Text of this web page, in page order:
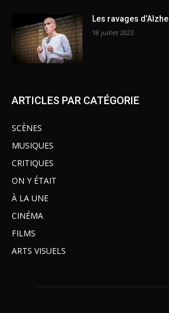
Les ravages
18 juillet 2023
ARTICLES PAR CATÉGORIE
SCÈNES
MUSIQUES
CRITIQUES
ON Y ÉTAIT
À LA UNE
CINÉMA
FILMS
ARTS VISUELS